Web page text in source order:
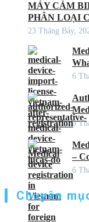
MÁY CẢM
PHÂN LOẠI
23 Tháng Bảy,
6
6
–
6
Chuyên